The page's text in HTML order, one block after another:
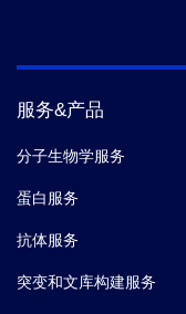
服务&产品
分子生物学服务
蛋白服务
抗体服务
突变和文库构建服务